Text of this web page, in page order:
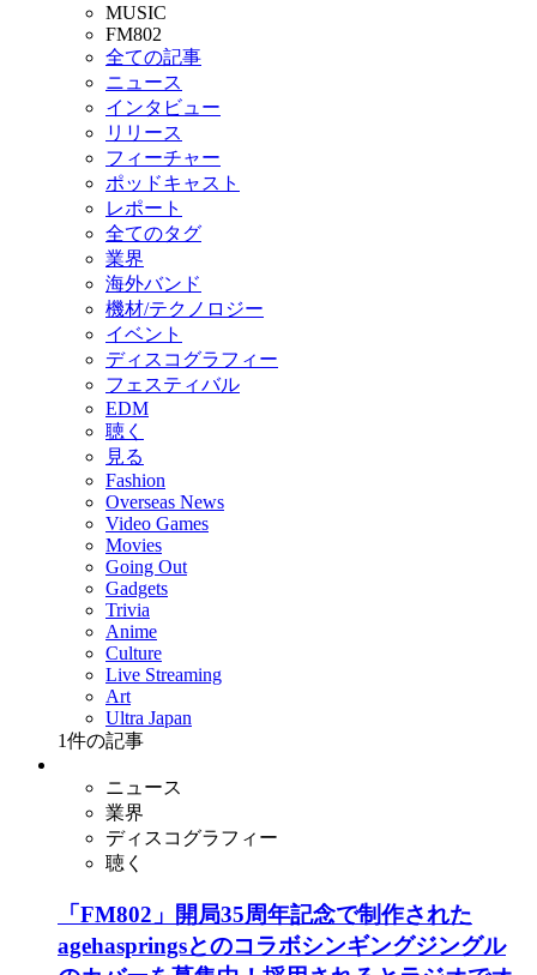
MUSIC
FM802
全ての記事
ニュース
インタビュー
リリース
フィーチャー
ポッドキャスト
レポート
全てのタグ
業界
海外バンド
機材/テクノロジー
イベント
ディスコグラフィー
フェスティバル
EDM
聴く
見る
Fashion
Overseas News
Video Games
Movies
Going Out
Gadgets
Trivia
Anime
Culture
Live Streaming
Art
Ultra Japan
1件の記事
ニュース
業界
ディスコグラフィー
聴く
「FM802」開局35周年記念で制作された
agehaspringsとのコラボシンギングジングル